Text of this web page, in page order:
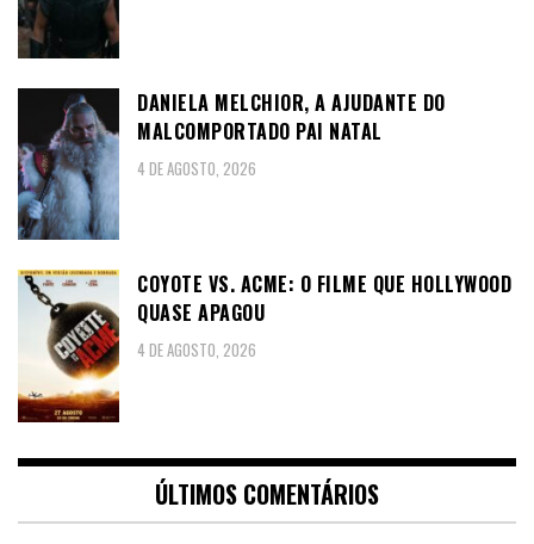
DANIELA MELCHIOR, A AJUDANTE DO
MALCOMPORTADO PAI NATAL
4 DE AGOSTO, 2026
COYOTE VS. ACME: O FILME QUE HOLLYWOOD
QUASE APAGOU
4 DE AGOSTO, 2026
ÚLTIMOS COMENTÁRIOS